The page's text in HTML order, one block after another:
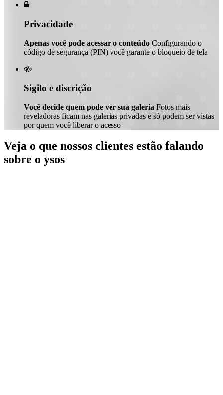

Privacidade
Apenas você pode acessar o conteúdo Configurando o
código de segurança (PIN) você garante o bloqueio de tela

Sigilo e discrição
Você decide quem pode ver sua galeria Fotos mais
reveladoras ficam nas galerias privadas e só podem ser vistas
por quem você liberar o acesso
Veja o que nossos clientes estão falando
sobre o ysos